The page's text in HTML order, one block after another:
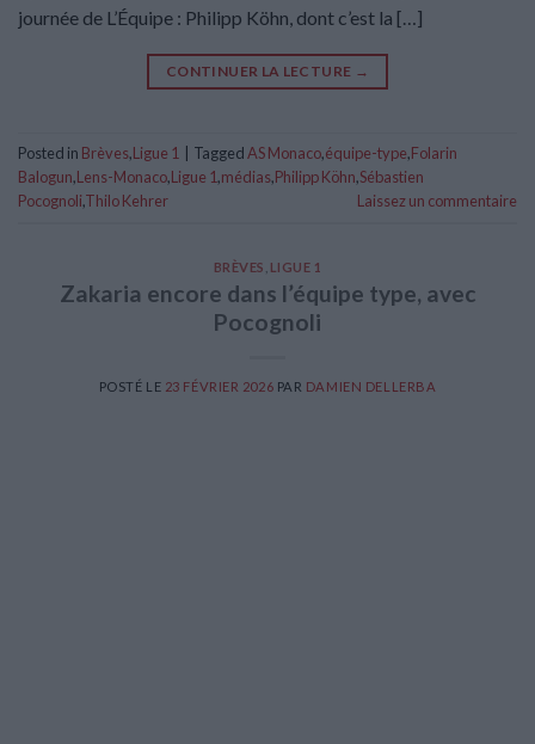
journée de L’Équipe : Philipp Köhn, dont c’est la […]
CONTINUER LA LECTURE →
Posted in Brèves,Ligue 1 TaggedAS Monaco,équipe-type,Folarin
Balogun,Lens-Monaco,Ligue 1,médias,Philipp Köhn,Sébastien
Pocognoli,Thilo Kehrer Laissez un commentaire
BRÈVES LIGUE 1
Zakaria encore dans l’équipe type, avec
Pocognoli
POSTÉ LE 23 FÉVRIER 2026 PAR DAMIEN DELLERBA